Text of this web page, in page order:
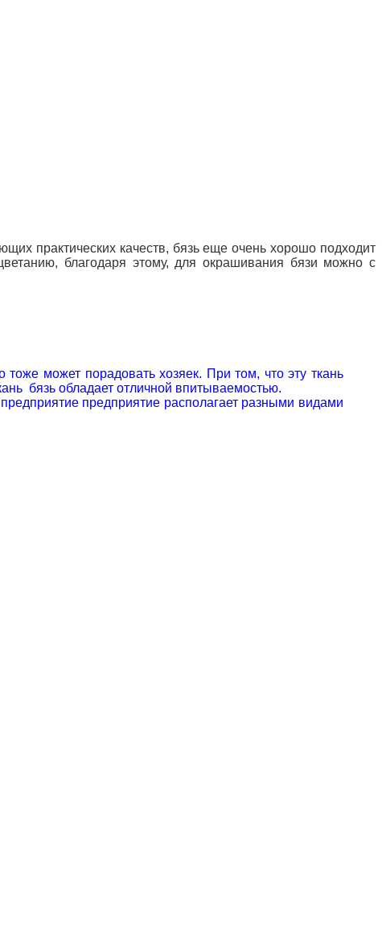
практических качеств, бязь еще очень хорошо подходит
благодаря этому, для окрашивания бязи можно с
может порадовать хозяек. При том, что эту ткань
бязь обладает отличной впитываемостью.
предприятие располагает разными видами